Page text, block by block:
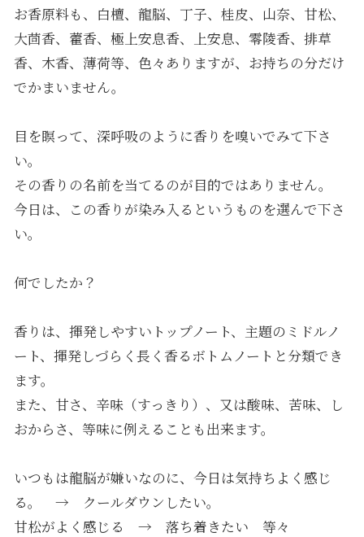
お香原料も、白檀、龍脳、丁子、桂皮、山奈、甘松、
大茴香、藿香、極上安息香、上安息、零陵香、排草
香、木香、薄荷等、色々ありますが、お持ちの分だけ
でかまいません。
目を瞑って、深呼吸のように香りを嗅いでみて下さ
い。
その香りの名前を当てるのが目的ではありません。
今日は、この香りが染み入るというものを選んで下さ
い。
何でしたか？
香りは、揮発しやすいトップノート、主題のミドルノ
ート、揮発しづらく長く香るボトムノートと分類でき
ます。
また、甘さ、辛味（すっきり）、又は酸味、苦味、し
おからさ、等味に例えることも出来ます。
いつもは龍脳が嫌いなのに、今日は気持ちよく感じ
る。 → クールダウンしたい。
甘松がよく感じる → 落ち着きたい 等々